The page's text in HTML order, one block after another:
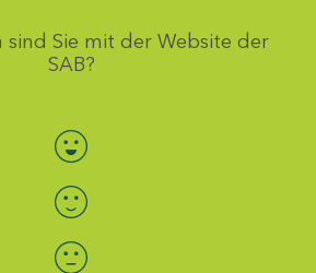
sind Sie mit der Website der
SAB?
Bewertung auswählen